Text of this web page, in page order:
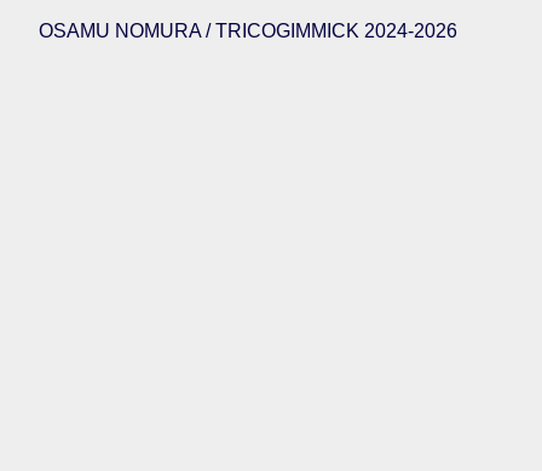
OSAMU NOMURA / TRICOGIMMICK 2024-2026